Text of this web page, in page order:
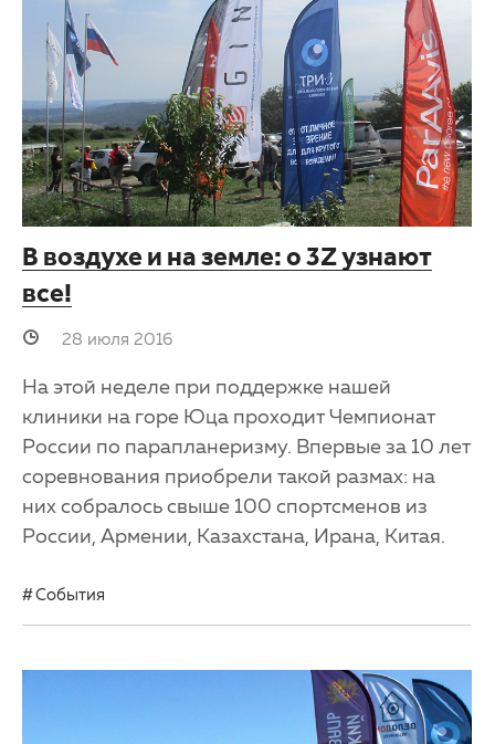
В воздухе и на земле: о 3Z узнают
все!
28 июля 2016
На этой неделе при поддержке нашей
клиники на горе Юца проходит Чемпионат
России по парапланеризму. Впервые за 10 лет
соревнования приобрели такой размах: на
них собралось свыше 100 спортсменов из
России, Армении, Казахстана, Ирана, Китая.
События